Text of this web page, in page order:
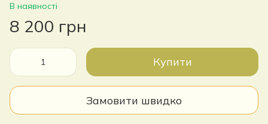
В наявності
8 200 грн
Купити
Замовити швидко